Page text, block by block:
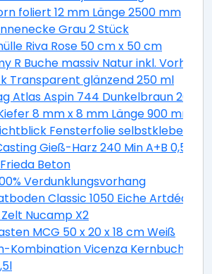
foliert 12 mm Länge 2500 mm
Grau 2 Stück
Riva Rose 50 cm x 50 cm
R Buche massiv Natur inkl.
Transparent glänzend 250 ml
Atlas Aspin 744 Dunkelbraun 200
8 mm x 8 mm Länge 900 mm
Fensterfolie selbstklebend
Gieß-Harz 240 Min A+B 0,5 kg
Beton
Verdunklungsvorhang
Classic 1050 Eiche Artdéco
Nucamp X2
MCG 50 x 20 x 18 cm Weiß
Kombination Vicenza Kernbuche